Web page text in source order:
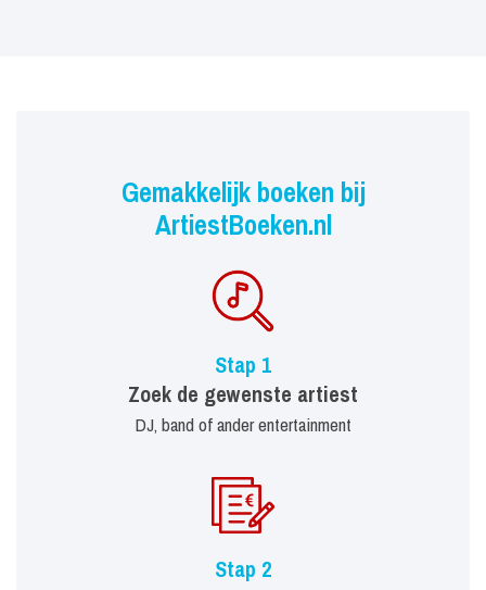
Gemakkelijk boeken bij
ArtiestBoeken.nl
Stap 1
Zoek de gewenste artiest
DJ, band of ander entertainment
Stap 2